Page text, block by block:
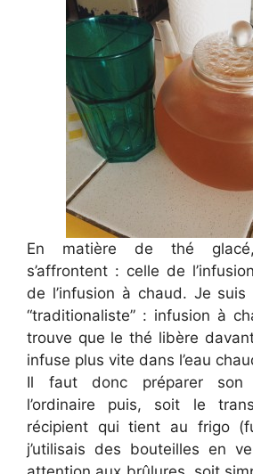
En matière de thé
s’affrontent : celle de
de l’infusion à chaud. Je
“traditionaliste” : infusion à
trouve que le thé libère
infuse plus vite dans l’eau
Il faut donc préparer
l’ordinaire puis, soit le
récipient qui tient au frigo
j’utilisais des bouteilles en